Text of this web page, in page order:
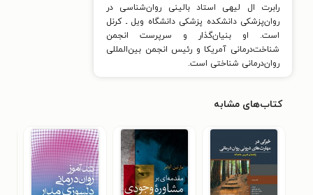
رابرت ال لیهی استاد بالینی روان‌شناسی در
روان‌پزشکی دانشکده پزشکی دانشگاه ویل ـ کرنل
است. او بنیان‌گذار و سرپرست انجمن
شناخت‌درمانی آمریکا و رئیس انجمن بین‌المللی
روان‌درمانی شناختی است.
کتاب‌های مشابه